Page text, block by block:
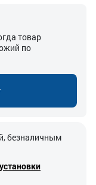
товар
по
безналичным